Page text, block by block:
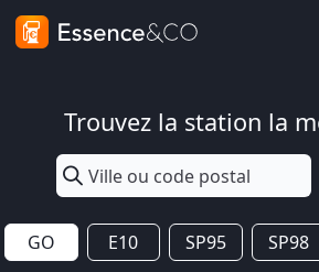
Trouvez la station la
GO E10 SP95 SP98